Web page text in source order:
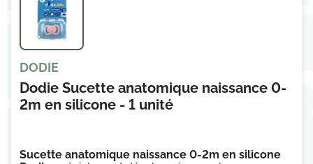
DODIE
Dodie Sucette anatomique naissance 0-
2m en silicone - 1 unité
Sucette anatomique naissance 0-2m en silicone